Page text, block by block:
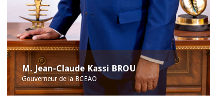
M. Jean-Claude Kassi BROU
Gouverneur de la BCEAO